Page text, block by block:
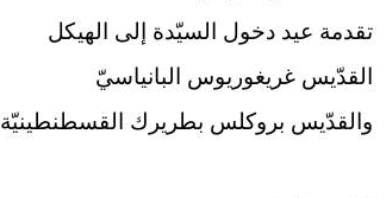
تقدمة عيد دخول السيّدة إلى الهيكل
القدّيس غريغوريوس البانياسيّ
والقدّيس بروكلس بطريرك القسطنطينيّة